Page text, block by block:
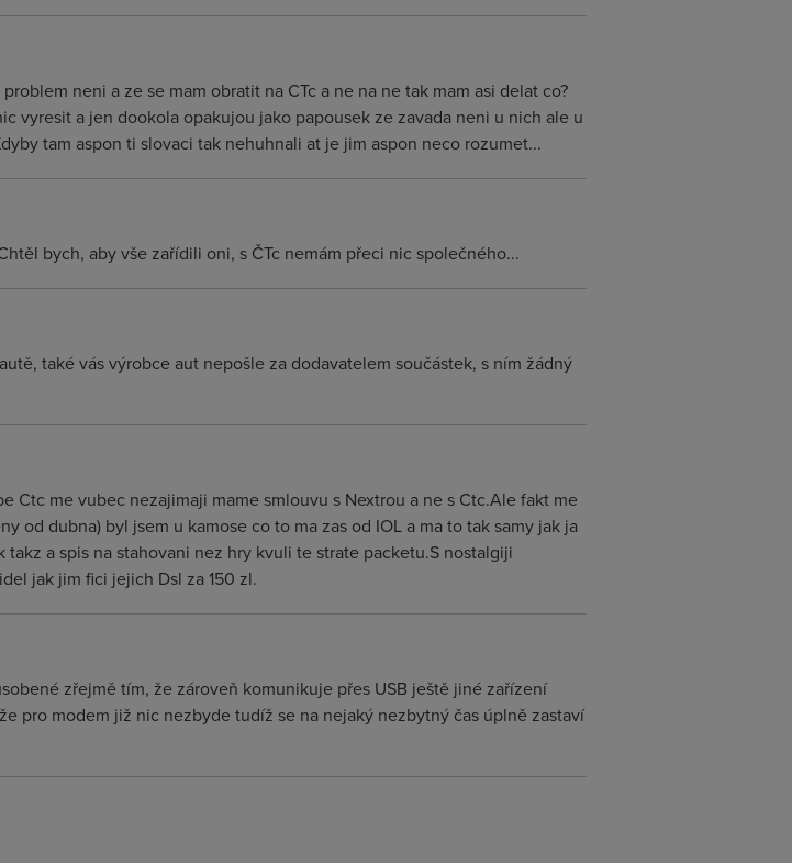
neni a ze se mam obratit na CTc a ne na ne tak mam asi delat co?
vyresit a jen dookola opakujou jako papousek ze zavada neni u nich ale u
tam aspon ti slovaci tak nehuhnali at je jim aspon neco rozumet...
bych, aby vše zařídili oni, s ČTc nemám přeci nic společného...
také vás výrobce aut nepošle za dodavatelem součástek, s ním žádný
Ctc me vubec nezajimaji mame smlouvu s Nextrou a ne s Ctc.Ale fakt me
od dubna) byl jsem u kamose co to ma zas od IOL a ma to tak samy jak ja
a spis na stahovani nez hry kvuli te strate packetu.S nostalgiji
jak jim fici jejich Dsl za 150 zl.
zřejmě tím, že zároveň komunikuje přes USB ještě jiné zařízení
pro modem již nic nezbyde tudíž se na nejaký nezbytný čas úplně zastaví